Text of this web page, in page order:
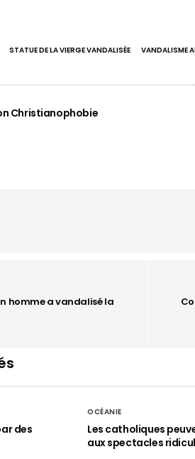
STATUE DE LA VIERGE VANDALISÉE VANDALISME
Christianophobie
homme a vandalisé la
des
OCÉANIE
Les catholiques
aux spectacles